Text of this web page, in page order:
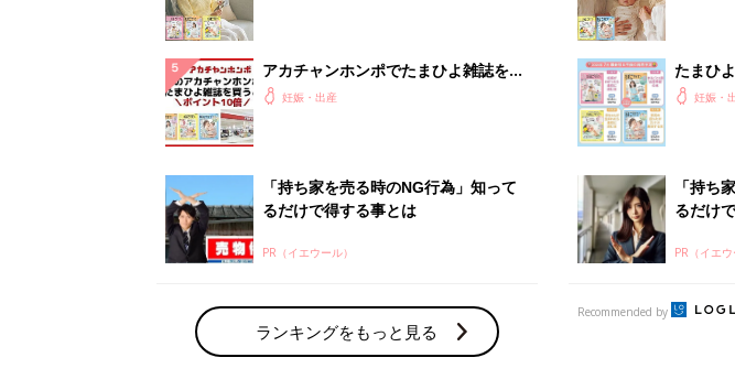
アカチャンホンポでたまひよ雑誌を買
うとポイント10倍【期間限定】
妊娠・出産
「持ち家を売る時のNG行為」知って
るだけで得する事とは
PR（イエウール）
ランキングをもっと見る
たまひ
妊娠・
「持ち
るだけ
PR（イエウ
Recommended by